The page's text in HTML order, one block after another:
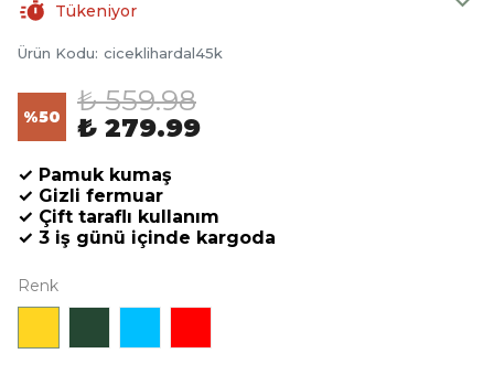
Tükeniyor
Ürün Kodu: ciceklihardal45k
%50 ₺ 559.98
₺ 279.99
✓ Pamuk kumaş
✓ Gizli fermuar
✓ Çift taraflı kullanım
✓ 3 iş günü içinde kargoda
Renk